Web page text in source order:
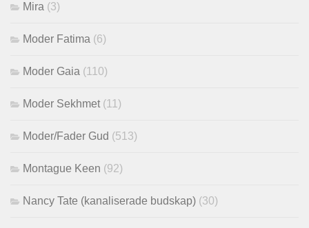
Mira (3)
Moder Fatima (6)
Moder Gaia (110)
Moder Sekhmet (11)
Moder/Fader Gud (513)
Montague Keen (92)
Nancy Tate (kanaliserade budskap) (30)